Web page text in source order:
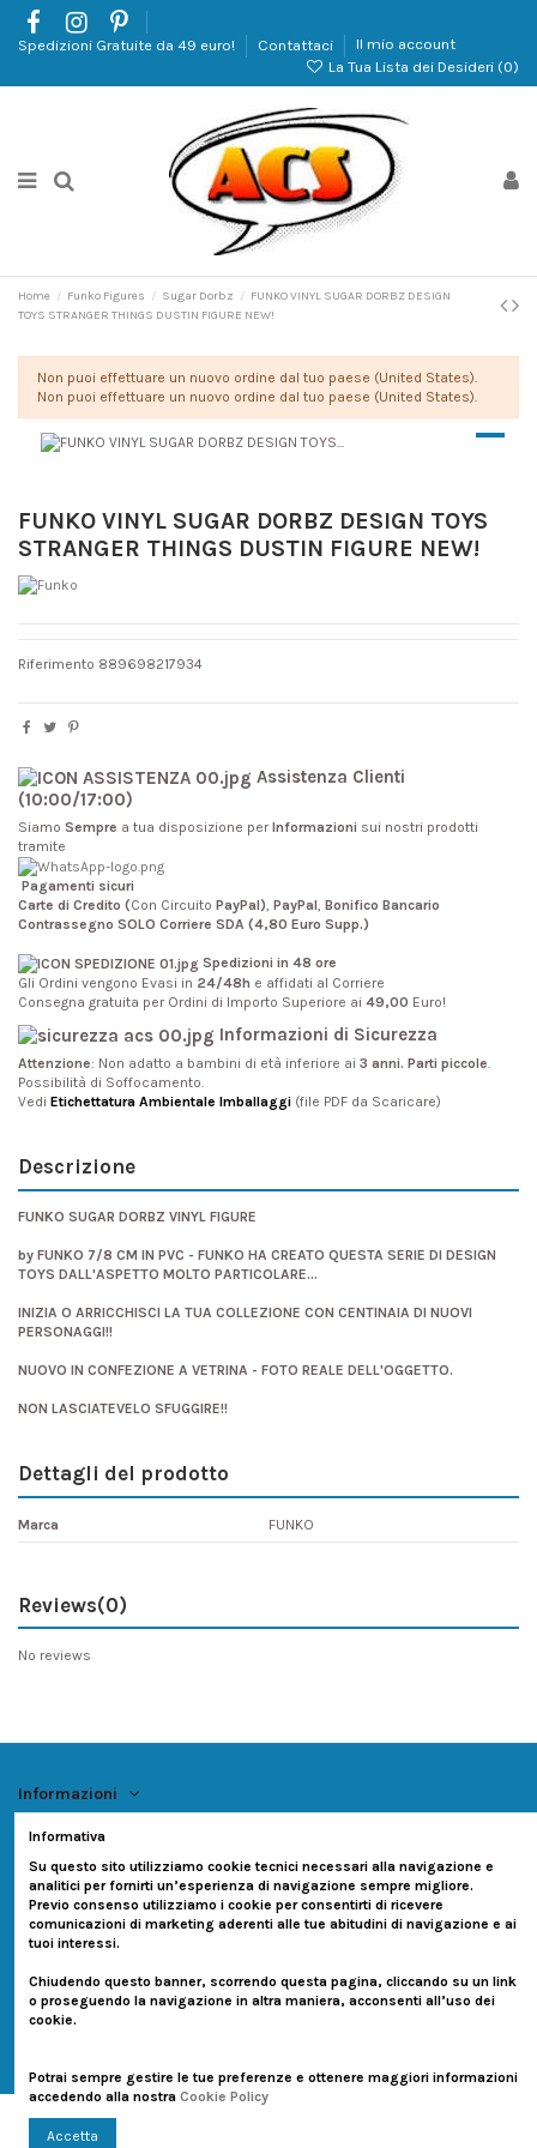
Spedizioni Gratuite da 49 euro! Contattaci
Il mio account
La Tua Lista dei Desideri (0)
Home Funko Figures Sugar Dorbz
FUNKO VINYL SUGAR DORBZ DESIGN
TOYS STRANGER THINGS DUSTIN FIGURE NEW!
Non puoi effettuare un nuovo ordine dal tuo paese (United States).
Non puoi effettuare un nuovo ordine dal tuo paese (United States).
FUNKO VINYL SUGAR DORBZ DESIGN TOYS
STRANGER THINGS DUSTIN FIGURE NEW!
Riferimento 889698217934
Assistenza Clienti
(10:00/17:00)
Siamo Sempre a tua disposizione perInformazioni sui nostri prodotti
tramite
Pagamenti sicuri
Carte di Credito (Con Circuito PayPal), PayPal, Bonifico Bancario
Contrassegno SOLO Corriere SDA (4,80 Euro Supp.)
Spedizioni in 48 ore
Gli Ordini vengono Evasi in 24/48h e affidati al Corriere
Consegna gratuita per Ordini di Importo Superiore ai 49,00 Euro!
Informazioni di Sicurezza
Attenzione: Non adatto a bambini di età inferiore ai 3 anni. Parti piccole.
Possibilità di Soffocamento.
Vedi Etichettatura Ambientale Imballaggi (file PDF da Scaricare)
Descrizione
FUNKO SUGAR DORBZ VINYL FIGURE
by FUNKO 7/8 CM IN PVC - FUNKO HA CREATO QUESTA SERIE DI DESIGN
TOYS DALL'ASPETTO MOLTO PARTICOLARE...
INIZIA O ARRICCHISCI LA TUA COLLEZIONE CON CENTINAIA DI NUOVI
PERSONAGGI!!
NUOVO IN CONFEZIONE A VETRINA - FOTO REALE DELL'OGGETTO.
NON LASCIATEVELO SFUGGIRE!!
Dettagli del prodotto
Marca FUNKO
Reviews(0)
No reviews
Informazioni
Contatti
Newsletter
Informativa
Su questo sito utilizziamo cookie tecnici necessari alla navigazione e
analitici per fornirti un’esperienza di navigazione sempre migliore.
Previo consenso utilizziamo i cookie per consentirti di ricevere
comunicazioni di marketing aderenti alle tue abitudini di navigazione e ai
tuoi interessi.
Chiudendo questo banner, scorrendo questa pagina, cliccando su un link
o proseguendo la navigazione in altra maniera, acconsenti all’uso dei
cookie.
Potrai sempre gestire le tue preferenze e ottenere maggiori informazioni
accedendo alla nostra Cookie Policy
Accetta